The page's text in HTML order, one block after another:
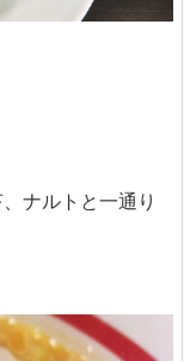
ナルトと一通り